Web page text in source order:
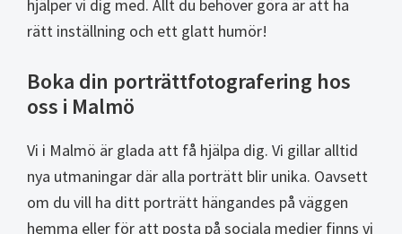
hjälper vi dig med. Allt du behöver göra är att ha
rätt inställning och ett glatt humör!
Boka din porträttfotografering hos
oss i Malmö
Vi i Malmö är glada att få hjälpa dig. Vi gillar alltid
nya utmaningar där alla porträtt blir unika. Oavsett
om du vill ha ditt porträtt hängandes på väggen
hemma eller för att posta på sociala medier finns vi